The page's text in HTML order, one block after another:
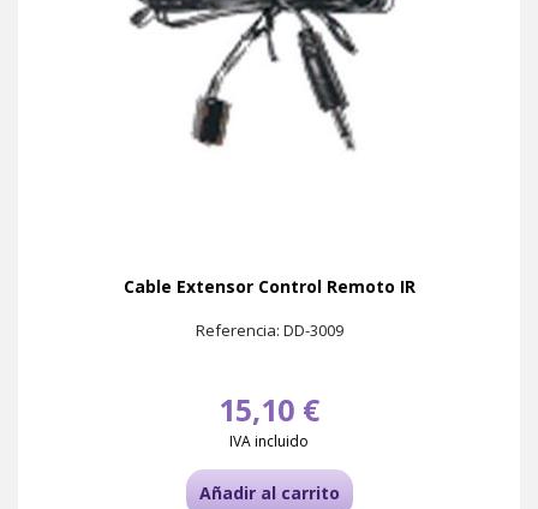
Cable Extensor Control Remoto IR
Referencia: DD-3009
15,10 €
IVA incluido
Añadir al carrito